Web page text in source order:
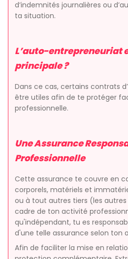
d’indemnités journalières ou
ta situation.
L’auto-entrepreneuriat
principale ?
Dans ce cas, certains contrats
être utiles afin de te protéger
professionnelle.
Une Assurance
Professionnelle
Cette assurance te couvre en
corporels, matériels et
ou à tout autres tiers (les
cadre de ton activité
qu'indépendant, tu es
d'une telle assurance selon ton
Afin de faciliter la mise en